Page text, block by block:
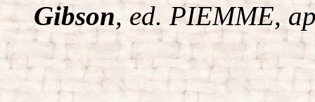
Gibson, ed. PIEMME,